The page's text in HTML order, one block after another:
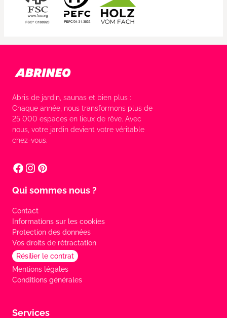
Abris de jardin, saunas et bien plus :
Chaque année, nous transformons plus de
25 000 espaces en lieux de rêve. Avec
nous, votre jardin devient votre véritable
chez-vous.
Qui sommes nous ?
Contact
Informations sur les cookies
Protection des données
Vos droits de rétractation
Résilier le contrat
Mentions légales
Conditions générales
Services